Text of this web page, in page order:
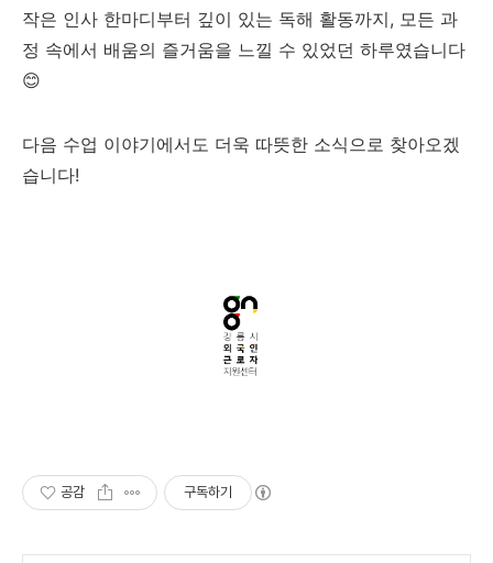
작은 인사 한마디부터 깊이 있는 독해 활동까지, 모든 과
정 속에서 배움의 즐거움을 느낄 수 있었던 하루였습니다
😊
다음 수업 이야기에서도 더욱 따뜻한 소식으로 찾아오겠
습니다!
공감 구독하기